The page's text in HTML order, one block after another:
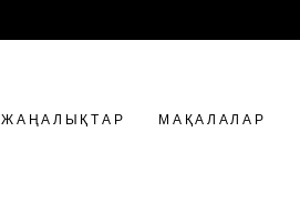
ЖАҢАЛЫҚТАР МАҚАЛАЛАР